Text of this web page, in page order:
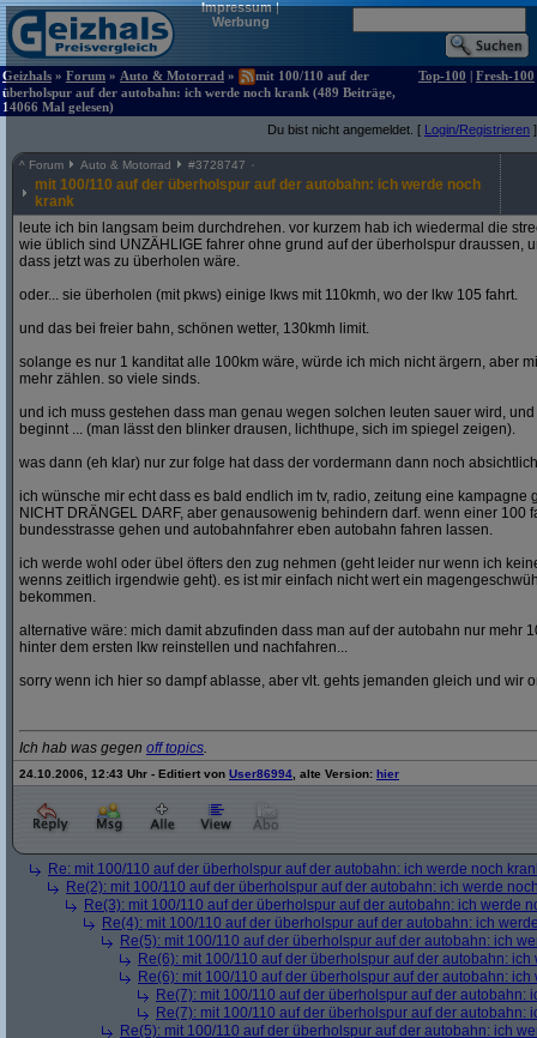
Impressum|
Werbung
Geizhals » Forum » Auto & Motorrad »
mit 100/110 auf der
überholspur auf der autobahn: ich werde noch krank (489 Beiträge,
14066 Mal gelesen)
Top-100 | Fresh-100
Du bist nicht angemeldet. [ Login/Registrieren ]
^ Forum Auto & Motorrad #3728747
mit 100/110 auf der überholspur auf der autobahn: ich werde noch
krank
leute ich bin langsam beim durchdrehen. vor kurzem hab ich wiedermal die
wie üblich sind UNZÄHLIGE fahrer ohne grund auf der überholspur draussen,
dass jetzt was zu überholen wäre.
oder... sie überholen (mit pkws) einige lkws mit 110kmh, wo der lkw 105 fahrt.
und das bei freier bahn, schönen wetter, 130kmh limit.
solange es nur 1 kanditat alle 100km wäre, würde ich mich nicht ärgern, aber
mehr zählen. so viele sinds.
und ich muss gestehen dass man genau wegen solchen leuten sauer wird,
beginnt ... (man lässt den blinker drausen, lichthupe, sich im spiegel zeigen).
was dann (eh klar) nur zur folge hat dass der vordermann dann noch
ich wünsche mir echt dass es bald endlich im tv, radio, zeitung eine kampagne
NICHT DRÄNGEL DARF, aber genausowenig behindern darf. wenn einer 100
bundesstrasse gehen und autobahnfahrer eben autobahn fahren lassen.
ich werde wohl oder übel öfters den zug nehmen (geht leider nur wenn ich
wenns zeitlich irgendwie geht). es ist mir einfach nicht wert ein
bekommen.
alternative wäre: mich damit abzufinden dass man auf der autobahn nur mehr
hinter dem ersten lkw reinstellen und nachfahren...
sorry wenn ich hier so dampf ablasse, aber vlt. gehts jemanden gleich und wir
Ich hab was gegen off topics.
24.10.2006, 12:43 Uhr - Editiert von User86994 , alte Version: hier
Re: mit 100/110 auf der überholspur auf der autobahn: ich werde noch
Re(2): mit 100/110 auf der überholspur auf der autobahn: ich werde
Re(3): mit 100/110 auf der überholspur auf der autobahn: ich werde
Re(4): mit 100/110 auf der überholspur auf der autobahn: ich
Re(5): mit 100/110 auf der überholspur auf der autobahn: ich
Re(6): mit 100/110 auf der überholspur auf der autobahn:
Re(6): mit 100/110 auf der überholspur auf der autobahn:
Re(7): mit 100/110 auf der überholspur auf der autobahn:
Re(7): mit 100/110 auf der überholspur auf der autobahn:
Re(5): mit 100/110 auf der überholspur auf der autobahn: ich